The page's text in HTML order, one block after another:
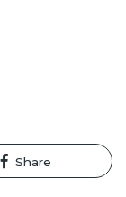
Share